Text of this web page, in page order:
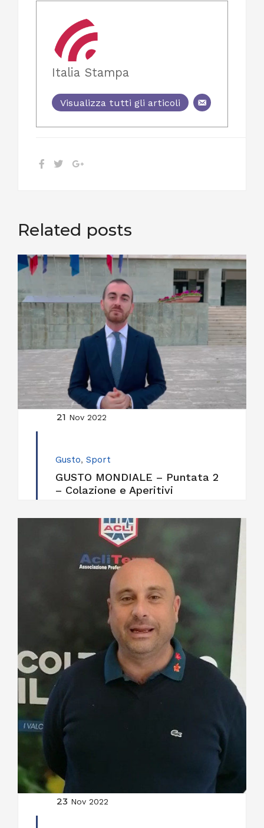
Italia Stampa
Visualizza tutti gli articoli
Related posts
21 Nov 2022
Gusto, Sport
GUSTO MONDIALE – Puntata 2
– Colazione e Aperitivi
23 Nov 2022